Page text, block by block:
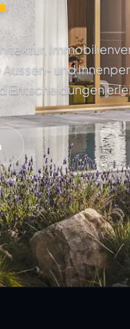
und
Entscheidungen